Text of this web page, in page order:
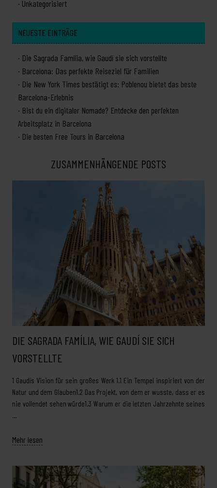
Unkategorisiert
NEUESTE EINTRÄGE
Die Sagrada Família, wie Gaudí sie sich vorstellte
Barcelona: Das perfekte Reiseziel für Familien
Die New York Times bestätigt es: Poblenou bietet das beste
Barcelona-Erlebnis
Bist du ein digitaler Nomade? Entdecke den perfekten
Arbeitsplatz in Barcelona
Die besten Free Tours in Barcelona
ZUSAMMENHÄNGENDE POSTS
DIE SAGRADA FAMÍLIA, WIE GAUDÍ SIE SICH
VORSTELLTE
1 Gaudís Vision für sein großes Werk 1.1 Ein Tempel inspiriert von der
Natur und dem Glauben1.2 Das Projekt, von dem er wusste, dass er es
nie vollendet sehen würde1.3 Warum er die letzten Jahrzehnte seines
Mehr lesen